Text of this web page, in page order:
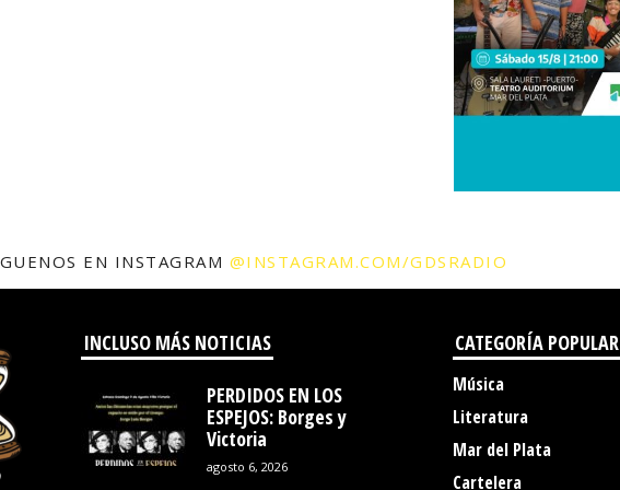
EN INSTAGRAM @INSTAGRAM.COM/GDSRADIO
INCLUSO MÁS NOTICIAS
PERDIDOS EN LOS
ESPEJOS: Borges y
Victoria
agosto 6, 2026
CATEGORÍA POPULAR
Música
Literatura
Mar del Plata
Cartelera